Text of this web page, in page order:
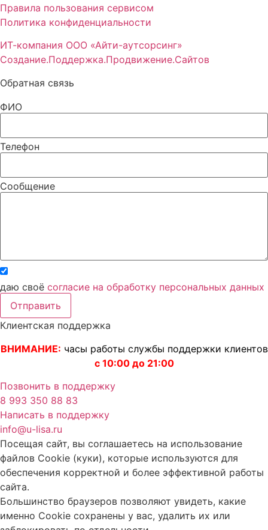
Правила пользования сервисом
Политика конфиденциальности
ИТ-компания ООО «Айти-аутсорсинг»
Создание.Поддержка.Продвижение.Сайтов
Обратная связь
ФИО
Телефон
Сообщение
даю своё согласие на обработку персональных данных
Отправить
Клиентская поддержка
ВНИМАНИЕ: часы работы службы поддержки клиентов
с 10:00 до 21:00
Позвонить в поддержку
8 993 350 88 83
Написать в поддержку
info@u-lisa.ru
Посещая сайт, вы соглашаетесь на использование
файлов Cookie (куки), которые используются для
обеспечения корректной и более эффективной работы
сайта.
Большинство браузеров позволяют увидеть, какие
именно Cookie сохранены у вас, удалить их или